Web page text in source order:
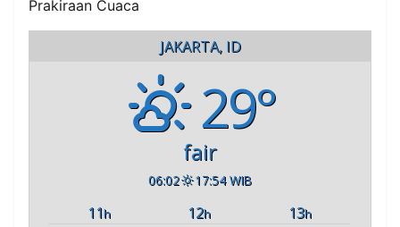
Prakiraan Cuaca
JAKARTA, ID
29°
fair
06:02 17:54 WIB
11h 12h 13h